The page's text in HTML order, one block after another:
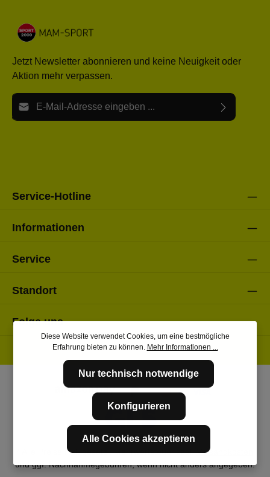
Jetzt Newsletter abonnieren und keine Neuigkeit oder
Aktion mehr verpassen.
E-Mail-Adresse*
Service-Hotline
Informationen
Service
Standort
Folge uns
* Alle Preise inkl. gesetzl. Mehrwertsteuer zzgl.Versandkosten
und ggf. Nachnahmegebühren, wenn nicht anders angegeben.
Diese Website verwendet Cookies, um eine bestmögliche
Erfahrung bieten zu können. Mehr Informationen ...
Nur technisch notwendige
Konfigurieren
Alle Cookies akzeptieren